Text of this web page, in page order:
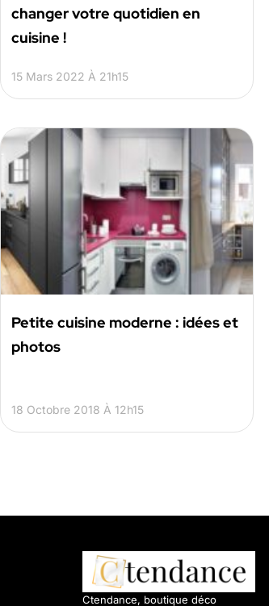
changer votre quotidien en
cuisine !
15 Mars 2022 À 21h15
Petite cuisine moderne : idées et
photos
18 Octobre 2018 À 12h15
Ctendance, boutique déco